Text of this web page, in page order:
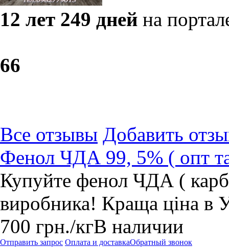
12 лет 249 дней на
66
Все отзывы Добавить
Фенол ЧДА 99, 5% ( опт
Купуйте фенол ЧДА (
виробника! Краща ціна в
700 грн./кгВ наличии
Отправить запрос Оплата и доставкаОбратный звонок